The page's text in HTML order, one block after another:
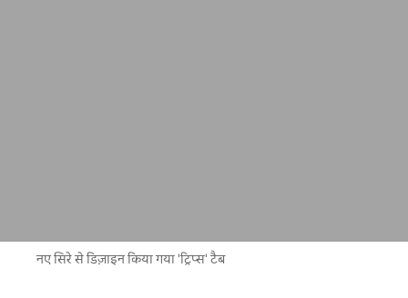
नए सिरे से डिज़ाइन किया गया 'ट्रिप्स' टैब